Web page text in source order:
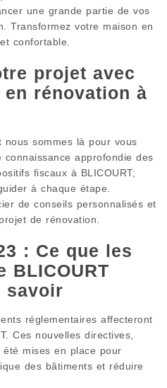
une grande partie de vos
Transformez votre maison en
confortable.
projet avec
rénovation à
sommes là pour vous
approfondie des
fiscaux à BLICOURT;
à chaque étape.
de conseils personnalisés et
de rénovation.
: Ce que les
BLICOURT
savoir
réglementaires affecteront
Ces nouvelles directives,
mises en place pour
des bâtiments et réduire